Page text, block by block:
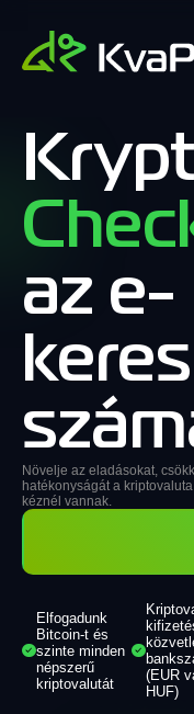
az e-
Növelje az eladásokat,
hatékonyságát a
kéznél vannak.
Elfogadunk
Bitcoin-t és
szinte minden
népszerű
kriptovalutát
(EUR
HUF)